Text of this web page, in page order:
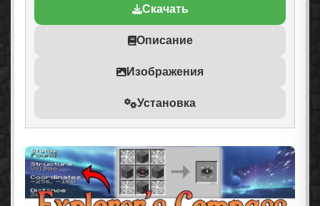
Скачать
Описание
Изображения
Установка